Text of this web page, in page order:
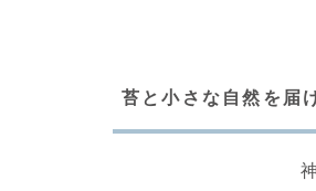
苔と小さな自然を届